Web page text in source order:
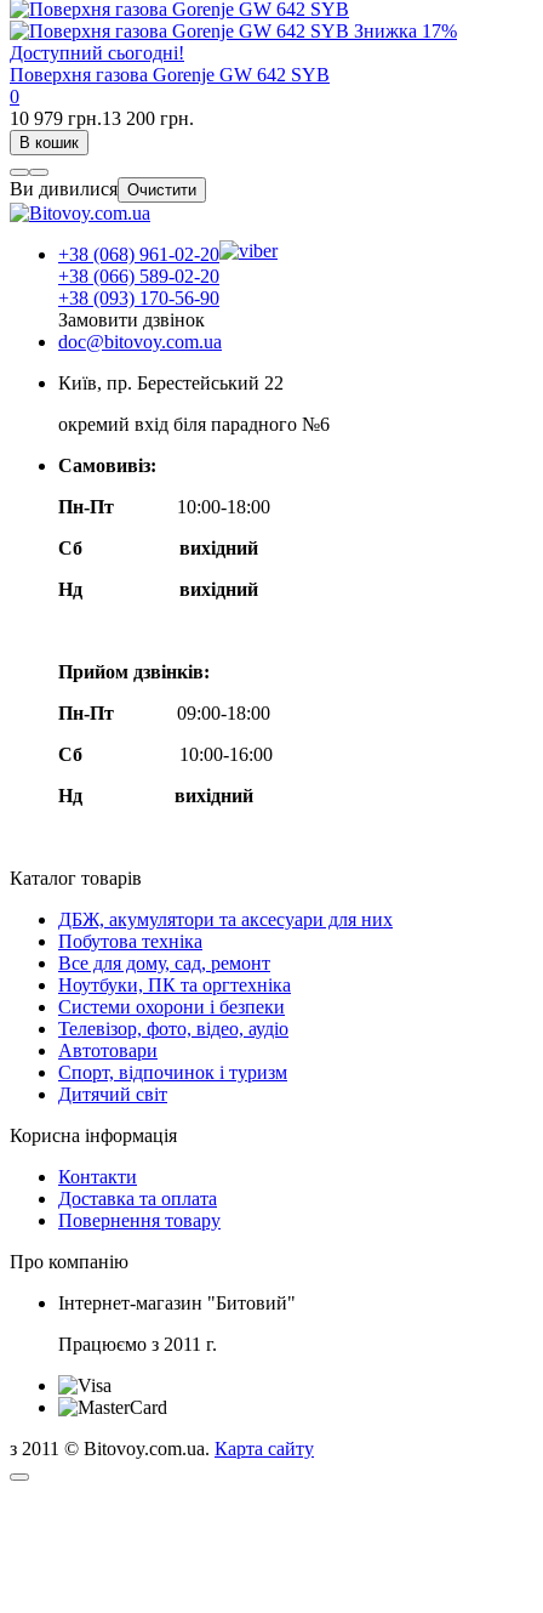
Знижка 17%
Доступний сьогодні!
Поверхня газова Gorenje GW 642 SYB
0
10 979 грн.13 200 грн.
В кошик
Ви дивилися Очистити
+38 (068) 961-02-20
+38 (066) 589-02-20
+38 (093) 170-56-90
Замовити дзвінок
doc@bitovoy.com.ua
Київ, пр. Берестейський 22
окремий вхід біля парадного №6
Самовивіз:
Пн-Пт
10:00-18:00
Сб
вихідний
Нд
вихідний
Прийом дзвінків:
Пн-Пт
09:00-18:00
Сб
10:00-16:00
Нд вихідний
Каталог товарів
ДБЖ, акумулятори та аксесуари для них
Побутова техніка
Все для дому, сад, ремонт
Ноутбуки, ПК та оргтехніка
Системи охорони і безпеки
Телевізор, фото, відео, аудіо
Автотовари
Спорт, відпочинок і туризм
Дитячий світ
Корисна інформація
Контакти
Доставка та оплата
Повернення товару
Про компанію
Інтернет-магазин "Битовий"
Працюємо з 2011 г.
з 2011 © Bitovoy.com.ua. Карта сайту